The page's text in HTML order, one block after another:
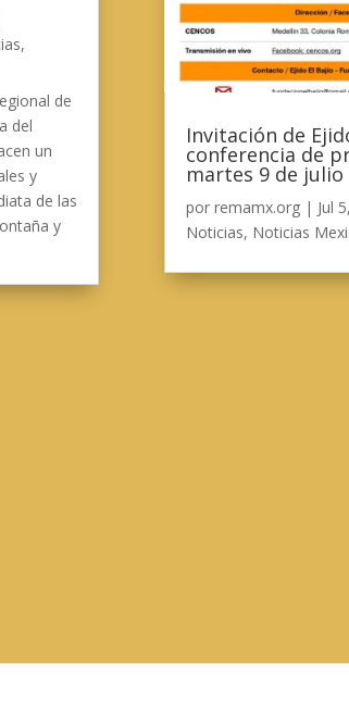
,
de
del
un
y
de las
y
Invitación de
conferencia de
martes 9 de julio
por remamx.org| Jul
Noticias, Noticias